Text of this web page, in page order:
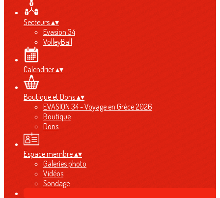
Secteurs▴▾
Evasion 34
VolleyBall
Calendrier▴▾
Boutique et Dons▴▾
EVASION 34 - Voyage en Grèce 2026
Boutique
Dons
Espace membre▴▾
Galeries photo
Vidéos
Sondage